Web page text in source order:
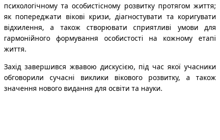
психологічному та особистісному розвитку протягом життя;
як попереджати вікові кризи, діагностувати та коригувати
відхилення, а також створювати сприятливі умови для
гармонійного формування особистості на кожному етапі
життя.
Захід завершився жвавою дискусією, під час якої учасники
обговорили сучасні виклики вікового розвитку, а також
значення нового видання для освіти та науки.